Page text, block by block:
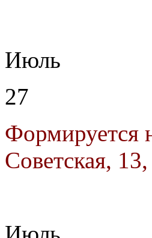
Июль
27
Формируется
Советская,